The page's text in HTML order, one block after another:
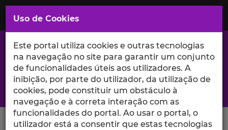
Saltar
para
Conteúdo
Principal
A excelência da investigação e ciência no Iscte
Search Button
Uso de Cookies
Este portal utiliza cookies e outras tecnologias
na navegação no site para garantir um conjunto
de funcionalidades úteis aos utilizadores. A
inibição, por parte do utilizador, da utilização de
cookies, pode constituir um obstáculo à
navegação e à correta interação com as
funcionalidades do portal. Ao usar o portal, o
utilizador está a consentir que estas tecnologias